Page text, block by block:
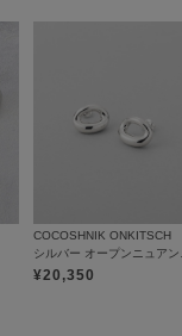
COCOSHNIK ONKITSCH
シ
¥20,350